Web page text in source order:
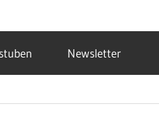
Newsletter